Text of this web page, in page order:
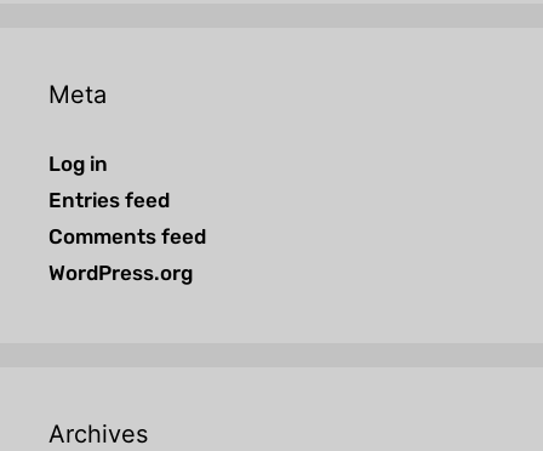
Meta
Log in
Entries feed
Comments feed
WordPress.org
Archives